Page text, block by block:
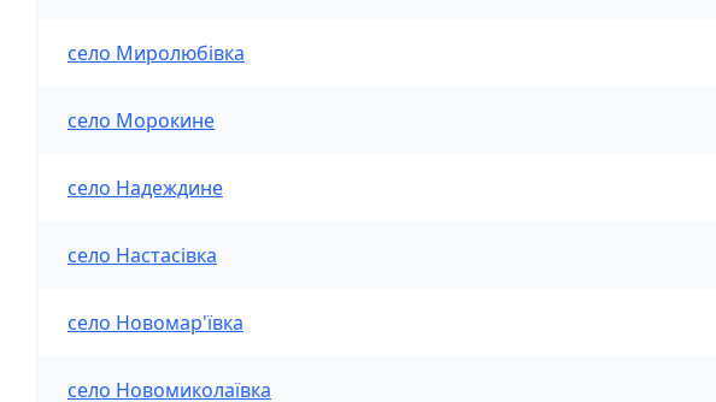
село Миролюбівка
село Морокине
село Надеждине
село Настасівка
село Новомар'ївка
село Новомиколаївка